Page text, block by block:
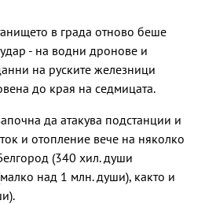
в града отново беше
- на водни дронове и
на руските железници
до края на седмицата.
да атакува подстанции и
и отопление вече на няколко
(340 хил. души
над 1 млн. души), както и